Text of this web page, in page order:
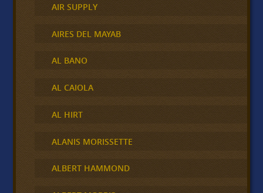
AIR SUPPLY
AIRES DEL MAYAB
AL BANO
AL CAIOLA
AL HIRT
ALANIS MORISSETTE
ALBERT HAMMOND